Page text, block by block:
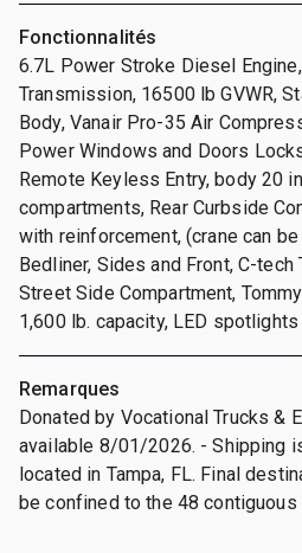
Fonctionnalités
6.7L Power Stroke Diesel
Transmission, 16500 lb GVWR,
Body, Vanair Pro-35 Air
Power Windows and Doors
Remote Keyless Entry, body 20
compartments, Rear Curbside
with reinforcement, (crane can
Bedliner, Sides and Front, C-
Street Side Compartment,
1,600 lb. capacity, LED spotlights
Remarques
Donated by Vocational Trucks &
available 8/01/2026. - Shipping
located in Tampa, FL. Final
be confined to the 48 contiguous